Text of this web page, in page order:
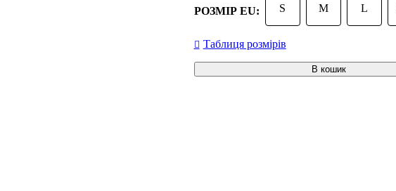
РОЗМІР EU: S M L
Таблиця розмірів
В кошик